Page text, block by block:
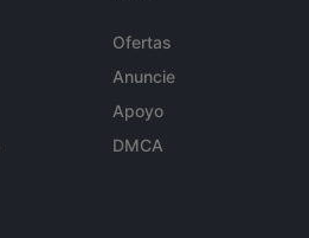
Ofertas
Anuncie
Apoyo
DMCA